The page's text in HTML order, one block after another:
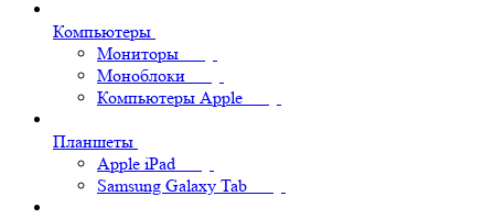
Компьютеры
Мониторы
Моноблоки
Компьютеры Apple
Планшеты
Apple iPad
Samsung Galaxy Tab